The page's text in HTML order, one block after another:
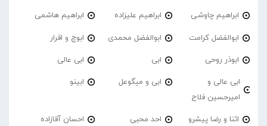
ابراهیم چاوشی ابراهیم علیزاده ابراهیم هاشمی
ابوالفضل کرامت ابوالفضل محمدی ابوچ و اقرار
ابوذر روحی ابی ابی عالی
ابی عالی و
امیرحسین فلاح
ابی و میگوعل ابینو
اثنا و رضا پیشرو احد محبی احسان آقازاده